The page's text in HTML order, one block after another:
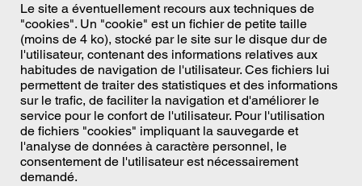
Le site a éventuellement recours aux techniques de
"cookies". Un "cookie" est un fichier de petite taille
(moins de 4 ko), stocké par le site sur le disque dur de
l'utilisateur, contenant des informations relatives aux
habitudes de navigation de l'utilisateur. Ces fichiers lui
permettent de traiter des statistiques et des informations
sur le trafic, de faciliter la navigation et d'améliorer le
service pour le confort de l'utilisateur. Pour l'utilisation
de fichiers "cookies" impliquant la sauvegarde et
l'analyse de données à caractère personnel, le
consentement de l'utilisateur est nécessairement
demandé.